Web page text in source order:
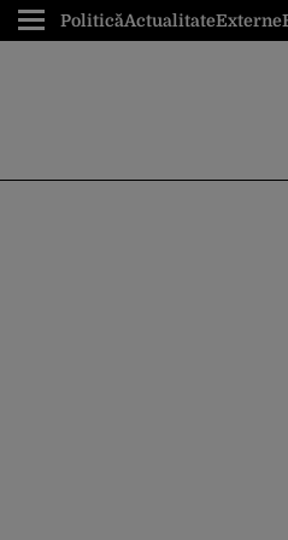
PoliticăActualitateExterne